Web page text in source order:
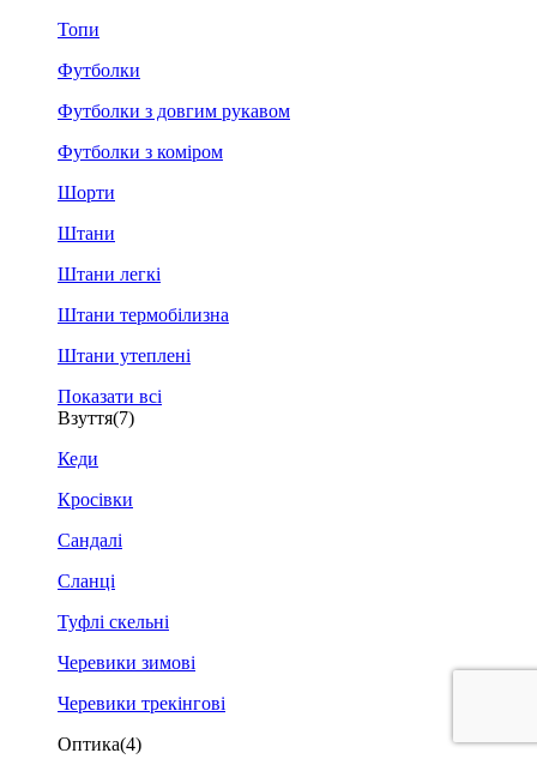
Топи
Футболки
Футболки з довгим рукавом
Футболки з коміром
Шорти
Штани
Штани легкі
Штани термобілизна
Штани утеплені
Показати всі
Взуття(7)
Кеди
Кросівки
Сандалі
Сланці
Туфлі скельні
Черевики зимові
Черевики трекінгові
Оптика(4)